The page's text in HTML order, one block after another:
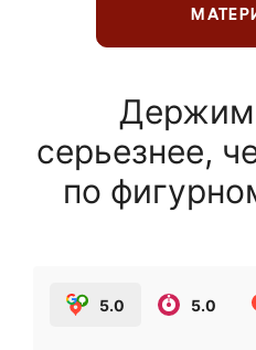
Держим
серьезнее,
по
5.0 5.0